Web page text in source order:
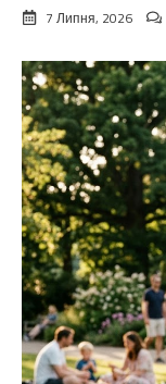
7 Липня, 2026